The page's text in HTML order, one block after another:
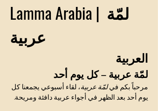
Lamma Arabia | لمّة
عربية
العربية
لمّة عربية – كل يوم أحد
مرحباً بكم في لمّة عربية، لقاء أسبوعي يجمعنا كل
يوم أحد بعد الظهر في أجواء عربية دافئة ومريحة.